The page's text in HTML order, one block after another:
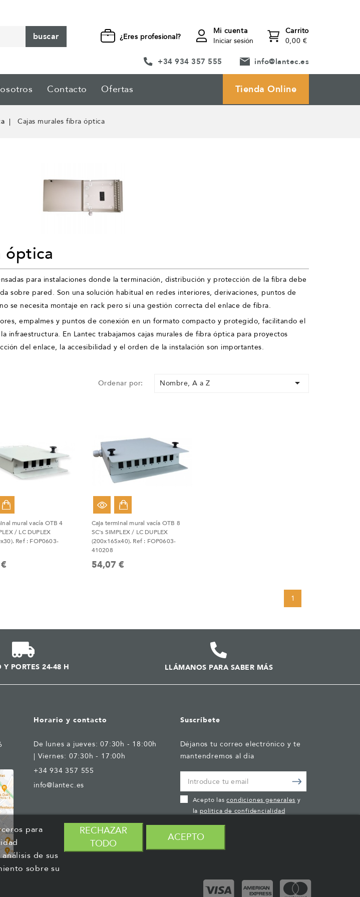
Carrito
0,00 €
Mi cuenta
Iniciar sesión
¿Eres profesional?
buscar
+34 934 357 555 info@lantec.es
Contacto Ofertas Tienda Online
Cajas murales fibra óptica
óptica
para instalaciones donde la terminación, distribución y protección de la fibra debe
sobre pared. Son una solución habitual en redes interiores, derivaciones, puntos de
se necesita montaje en rack pero sí una gestión correcta del enlace de fibra.
empalmes y puntos de conexión en un formato compacto y protegido, facilitando el
infraestructura. En Lantec trabajamos cajas murales de fibra óptica para proyectos
del enlace, la accesibilidad y el orden de la instalación son importantes.
Ordenar por: Nombre, A a Z 
mural vacía OTB 4
/ LC DUPLEX
Ref : FOP0603-
Caja terminal mural vacía OTB 8
SC's SIMPLEX / LC DUPLEX
(200x165x40). Ref : FOP0603-
410208
54,07 €
1
Y PORTES 24-48 H LLÁMANOS PARA SABER MÁS
Horario y contacto
De lunes a jueves: 07:30h - 18:00h
| Viernes: 07:30h - 17:00h
+34 934 357 555
info@lantec.es
Suscríbete
Déjanos tu correo electrónico y te
mantendremos al dia
Acepto lascondiciones generales y
la política de confidencialidad
para
de sus
sobre su
RECHAZAR
TODO
ACEPTO